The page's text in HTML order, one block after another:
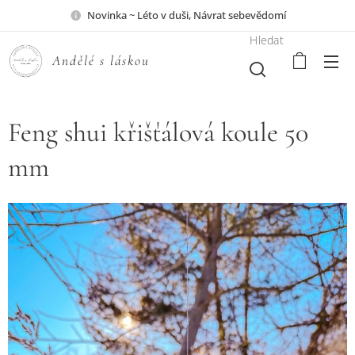
Novinka ~ Léto v duši, Návrat sebevědomí
Andělé s láskou ♥
Hledat
Feng shui křišťálová koule 50
mm